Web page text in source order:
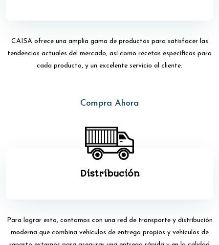
CAISA ofrece una amplia gama de productos para satisfacer las
tendencias actuales del mercado, así como recetas específicas para
cada producto, y un excelente servicio al cliente.
Compra Ahora
Distribución
Para lograr esto, contamos con una red de transporte y distribución
moderna que combina vehículos de entrega propios y vehículos de